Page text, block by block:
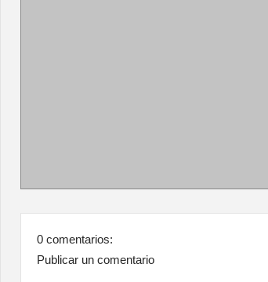
0 comentarios:
Publicar un comentario